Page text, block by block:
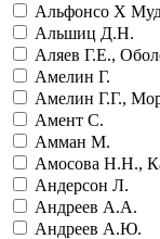
Альфонсо Х
Альшиц Д.Н.
Аляев Г.Е.,
Амелин Г.
Амелин Г.Г.,
Амент С.
Амман М.
Амосова Н.Н.,
Андерсон Л.
Андреев А.А.
Андреев А.Ю.